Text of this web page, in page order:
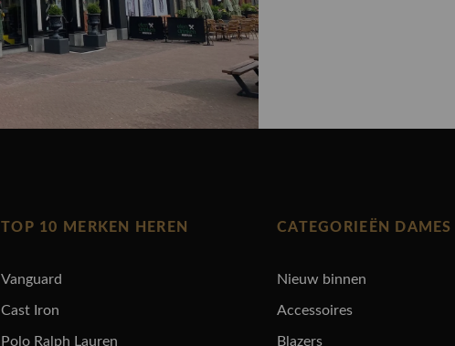
TOP 10 MERKEN HEREN
Vanguard
Cast Iron
Polo Ralph Lauren
CATEGORIEËN DAMES
Nieuw binnen
Accessoires
Blazers